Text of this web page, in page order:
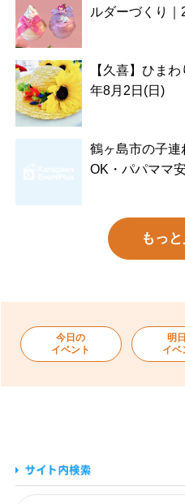
ルダーづくり
【久喜】ひま
年8月2日(日)
鶴ヶ島市の子連
OK・パパママ
もっ
今日の
イベント
明
イベ